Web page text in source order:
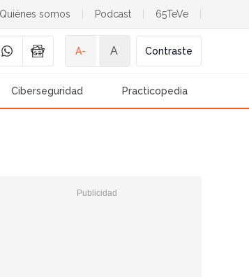
Quiénes somos Podcast 65TeVe
A- A Contraste
Ciberseguridad Practicopedia